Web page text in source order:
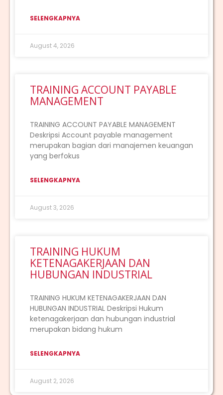
SELENGKAPNYA
August 4, 2026
TRAINING ACCOUNT PAYABLE
MANAGEMENT
TRAINING ACCOUNT PAYABLE MANAGEMENT
Deskripsi Account payable management
merupakan bagian dari manajemen keuangan
yang berfokus
SELENGKAPNYA
August 3, 2026
TRAINING HUKUM
KETENAGAKERJAAN DAN
HUBUNGAN INDUSTRIAL
TRAINING HUKUM KETENAGAKERJAAN DAN
HUBUNGAN INDUSTRIAL Deskripsi Hukum
ketenagakerjaan dan hubungan industrial
merupakan bidang hukum
SELENGKAPNYA
August 2, 2026